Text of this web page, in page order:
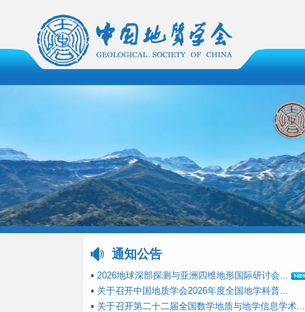
通知公告
▪ 2026地球深部探测与亚洲四维地形国际研讨会...
▪ 关于召开中国地质学会2026年度全国地学科普...
▪ 关于召开第二十二届全国数学地质与地学信息学术...